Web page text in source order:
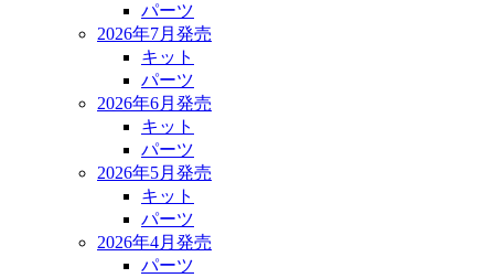
パーツ
2026年7月発売
キット
パーツ
2026年6月発売
キット
パーツ
2026年5月発売
キット
パーツ
2026年4月発売
パーツ